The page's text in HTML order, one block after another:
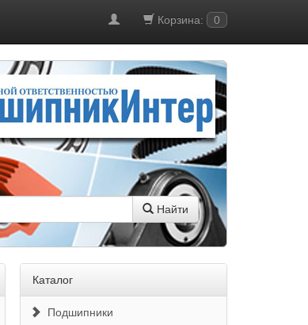
Корзина: 0
Найти
Каталог
Подшипники